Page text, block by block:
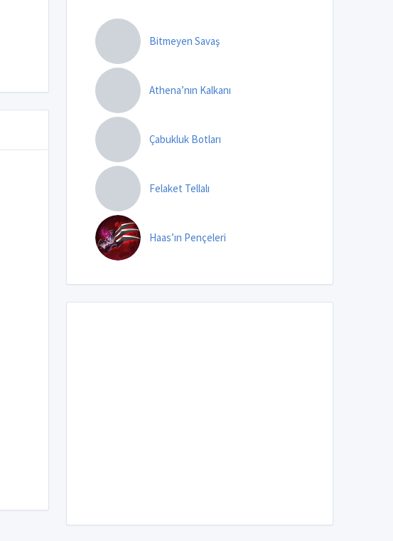
Bitmeyen Savaş
Athena’nın Kalkanı
Çabukluk Botları
Felaket Tellalı
Haas’ın Pençeleri